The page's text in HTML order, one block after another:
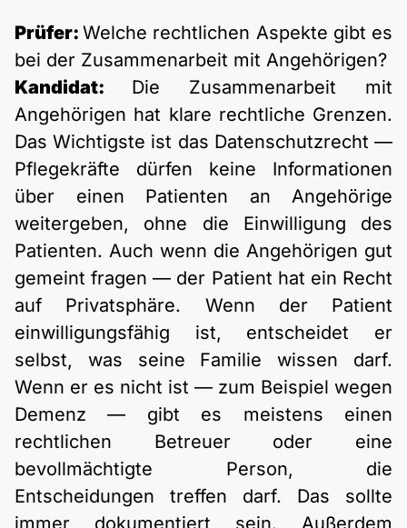
Prüfer:Welche rechtlichen Aspekte gibt es
bei der Zusammenarbeit mit Angehörigen?
Kandidat: Die Zusammenarbeit mit
Angehörigen hat klare rechtliche Grenzen.
Das Wichtigste ist das Datenschutzrecht —
Pflegekräfte dürfen keine Informationen
über einen Patienten an Angehörige
weitergeben, ohne die Einwilligung des
Patienten. Auch wenn die Angehörigen gut
gemeint fragen — der Patient hat ein Recht
auf Privatsphäre. Wenn der Patient
einwilligungsfähig ist, entscheidet er
selbst, was seine Familie wissen darf.
Wenn er es nicht ist — zum Beispiel wegen
Demenz — gibt es meistens einen
rechtlichen Betreuer oder eine
bevollmächtigte Person, die
Entscheidungen treffen darf. Das sollte
immer dokumentiert sein. Außerdem